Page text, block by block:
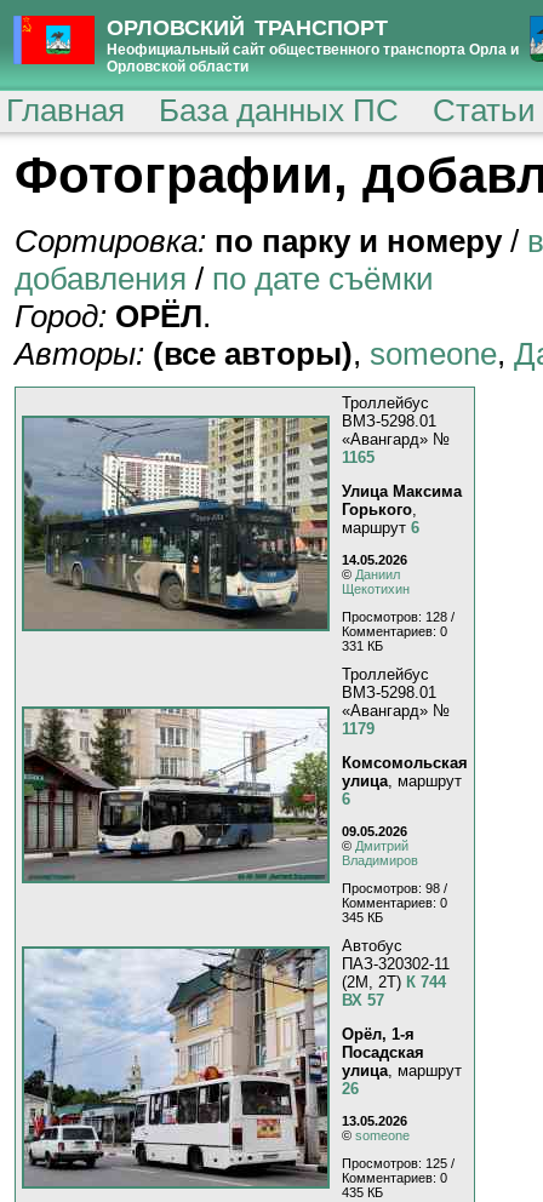
ОРЛОВСКИЙ ТРАНСПОРТ
Неофициальный сайт общественного транспорта Орла и
Орловской области
Главная База данных ПС
Фотографии,
Сортировка: по парку и номеру/
добавления / по дате съёмки
Город: ОРЁЛ.
Авторы: (все авторы), someone,
Троллейбус
ВМЗ-5298.01
«Авангард» №
1165
Улица Максима
Горького,
маршрут 6
14.05.2026
© Даниил
Щекотихин
Просмотров: 128 /
Комментариев: 0
331 КБ
Троллейбус
ВМЗ-5298.01
«Авангард» №
1179
Комсомольская
улица, маршрут
6
09.05.2026
© Дмитрий
Владимиров
Просмотров: 98 /
Комментариев: 0
345 КБ
Автобус
ПАЗ-320302-11
(2M, 2T) К 744
ВХ 57
Орёл, 1-я
Посадская
улица, маршрут
26
13.05.2026
© someone
Просмотров: 125 /
Комментариев: 0
435 КБ